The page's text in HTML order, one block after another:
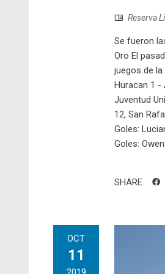
Reserva
Se fueron
Oro El
juegos de la
Huracan 1 -
Juventud
12, San
Goles:
Goles:
SHARE
OCT
11